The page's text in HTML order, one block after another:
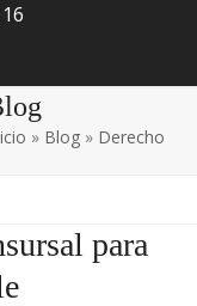
» Blog » Derecho
para